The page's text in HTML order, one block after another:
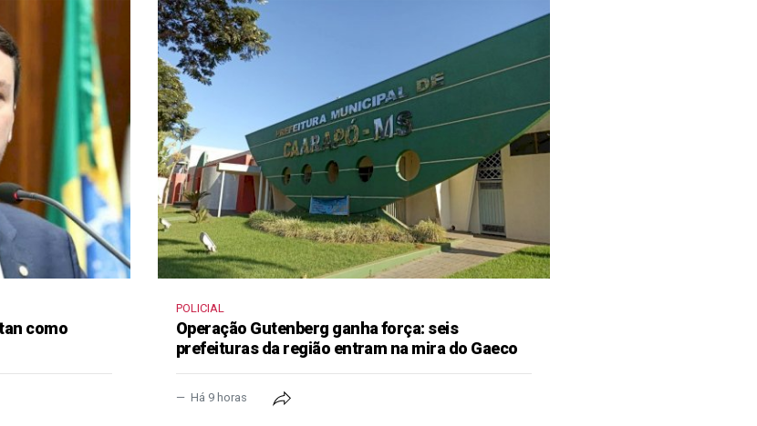
como
POLICIAL
Operação Gutenberg ganha força: seis
prefeituras da região entram na mira do Gaeco
Há 9 horas